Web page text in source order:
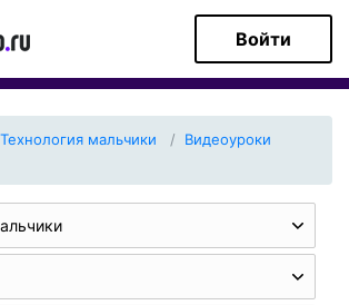
Войти
Технология мальчики
Видеоуроки